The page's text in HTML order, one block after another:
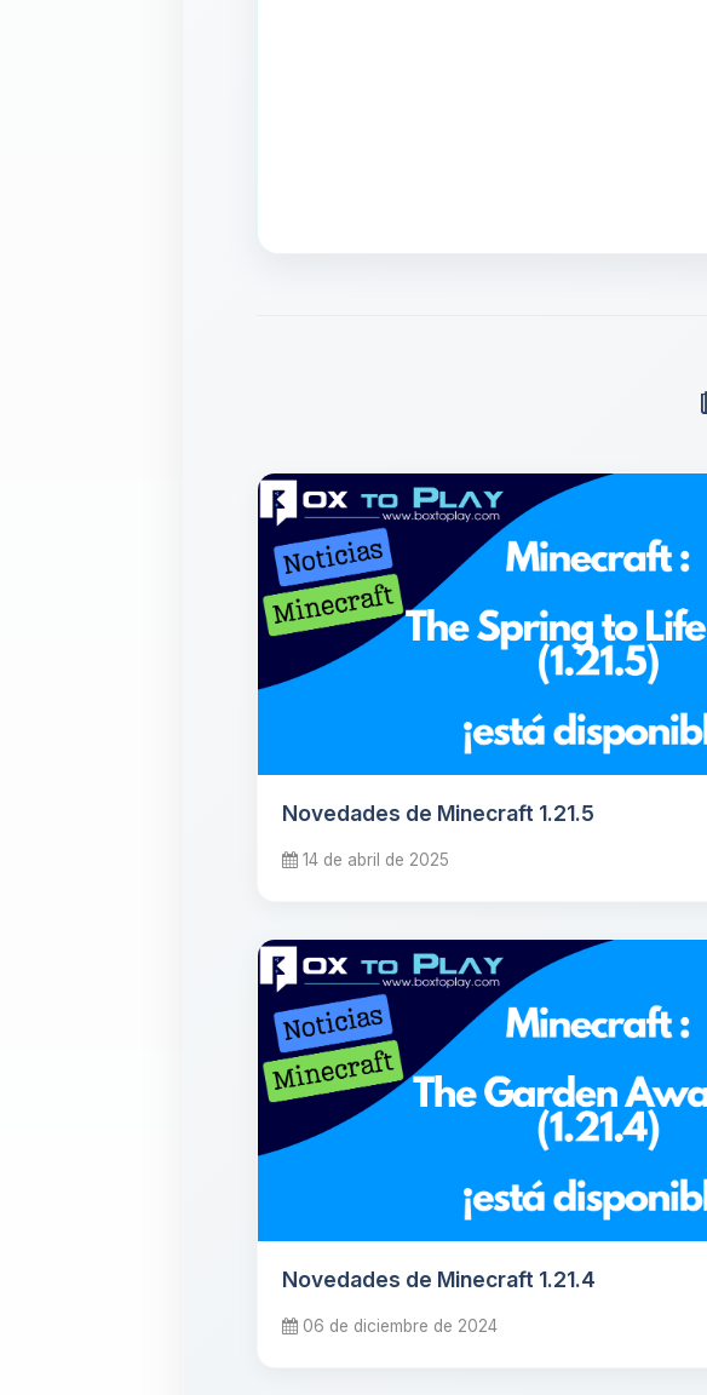
Novedades de Minecraft 1.21.5
14 de abril de 2025
Novedades de Minecraft 1.21.4
06 de diciembre de 2024